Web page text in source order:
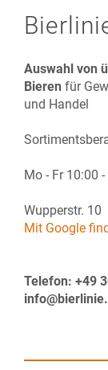
Auswahl von
Bieren für
und Handel
Mo - Fr 10:00
Wupperstr. 10
Mit Google
Telefon: +49